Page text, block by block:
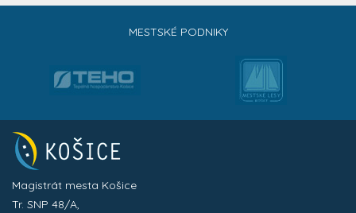
MESTSKÉ PODNIKY
Magistrát mesta Košice
Tr. SNP 48/A,